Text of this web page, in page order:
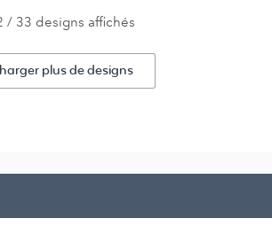
/ 33 designs affichés
plus de designs